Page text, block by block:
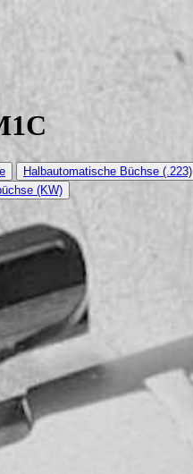
Halbautomatische Büchse (.223)
(KW)